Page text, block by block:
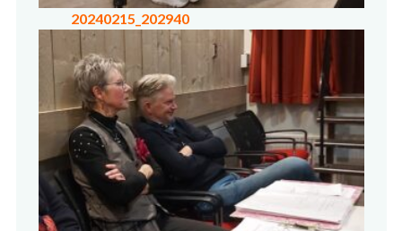
20240215_202940